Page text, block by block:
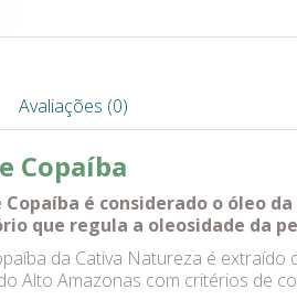
Avaliações (0)
Copaíba
Copaíba é considerado o óleo
que regula a oleosidade da
da Cativa Natureza é
Alto Amazonas com critérios de